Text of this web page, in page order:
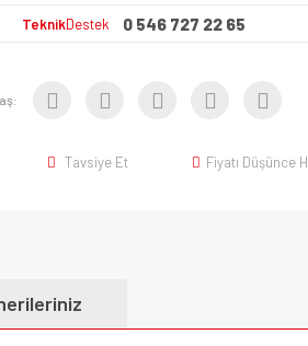
TeknikDestek 0 546 727 22 65
Tavsiye Et Fiyatı Düşünce